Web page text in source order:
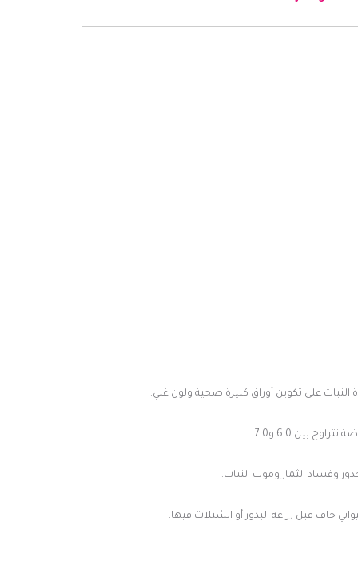
بين 6.0 و7.0.
وفساد الثمار وموت النبات.